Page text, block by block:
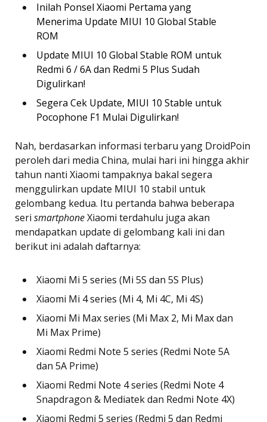
Inilah Ponsel Xiaomi Pertama yang
Menerima Update MIUI 10 Global Stable
ROM
Update MIUI 10 Global Stable ROM untuk
Redmi 6 / 6A dan Redmi 5 Plus Sudah
Digulirkan!
Segera Cek Update, MIUI 10 Stable untuk
Pocophone F1 Mulai Digulirkan!
Nah, berdasarkan informasi terbaru yang DroidPoin
peroleh dari media China, mulai hari ini hingga akhir
tahun nanti Xiaomi tampaknya bakal segera
menggulirkan update MIUI 10 stabil untuk
gelombang kedua. Itu pertanda bahwa beberapa
seri smartphoneXiaomi terdahulu juga akan
mendapatkan update di gelombang kali ini dan
berikut ini adalah daftarnya:
Xiaomi Mi 5 series (Mi 5S dan 5S Plus)
Xiaomi Mi 4 series (Mi 4, Mi 4C, Mi 4S)
Xiaomi Mi Max series (Mi Max 2, Mi Max dan
Mi Max Prime)
Xiaomi Redmi Note 5 series (Redmi Note 5A
dan 5A Prime)
Xiaomi Redmi Note 4 series (Redmi Note 4
Snapdragon & Mediatek dan Redmi Note 4X)
Xiaomi Redmi 5 series (Redmi 5 dan Redmi